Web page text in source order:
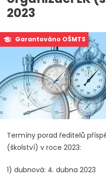
2023
Garantováno OŠMTS
Termíny porad ředitelů
(školství) v roce 2023:
1) dubnová: 4. dubna 2023